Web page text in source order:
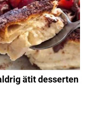
ätit desserten